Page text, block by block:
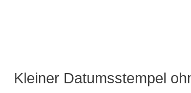
Kleiner Datumsstempel